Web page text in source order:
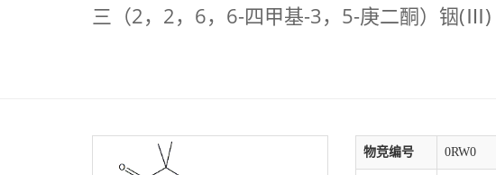
三（2，2，6，6-四甲基-3，5-庚二酮）铟(Ⅲ)
物竞编号 0RW0